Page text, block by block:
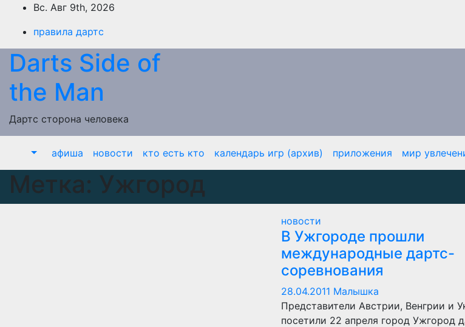
Перейти
содержимому
Вс. Авг 9th, 2026
правила дартс
Darts Side of
the Man
Дартс сторона человека
афиша новости кто есть кто календарь игр (архив) приложения мир
Метка: Ужгород
новости
В Ужгороде прошли
международные дартс-
соревнования
28.04.2011 Малышка
Представители Австрии, Венгрии и
посетили 22 апреля город Ужгород